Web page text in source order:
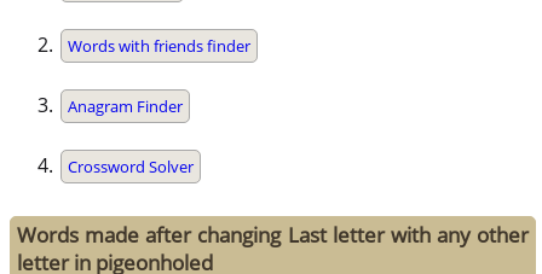
Words with friends finder
Anagram Finder
Crossword Solver
Words made after changing Last letter with any other
letter in pigeonholed